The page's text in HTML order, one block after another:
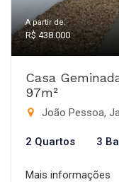
A partir de:
R$ 438.000
Casa
97m²
João Pessoa,
2 Quartos 3
Mais informações